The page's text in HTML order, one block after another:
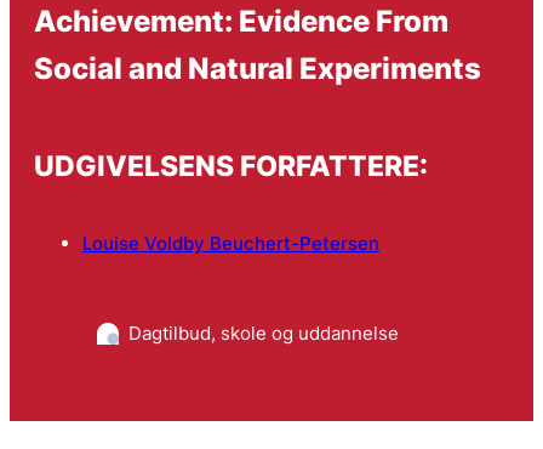
Achievement: Evidence From
Social and Natural Experiments
UDGIVELSENS FORFATTERE:
Louise Voldby Beuchert-Petersen
Dagtilbud, skole og uddannelse